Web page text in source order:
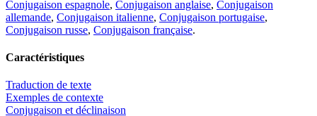
Conjugaison espagnole, Conjugaison anglaise, Conjugaison
allemande, Conjugaison italienne, Conjugaison portugaise,
Conjugaison russe, Conjugaison française.
Caractéristiques
Traduction de texte
Exemples de contexte
Conjugaison et déclinaison